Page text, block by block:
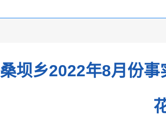
桑坝乡2022年8月份